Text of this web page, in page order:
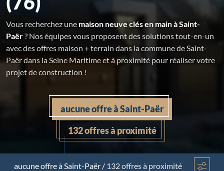
Vous recherchez une maison neuve clés en main à Saint-
Paër? Nos équipes vous proposent des solutions tout-en-un
avec des offres maison + terrain dans la commune de Saint-
Paër dans la Seine Maritime et à proximité pour réaliser votre
projet de construction !
aucune offre à Saint-Paër
132 offres à proximité
aucune offreà Saint-Paër / 132 offres à proximité